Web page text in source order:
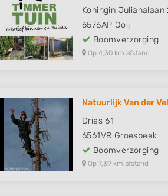
Koningin Julianalaan
6576AP Ooij
Boomverzorging
Op 4,30 km afstand
Natuurlijk Van der
Dries 61
6561VR Groesbeek
Boomverzorging
Op 7,39 km afstand